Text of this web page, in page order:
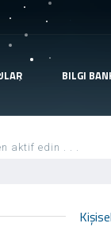
BILGI
aktif edin . . .